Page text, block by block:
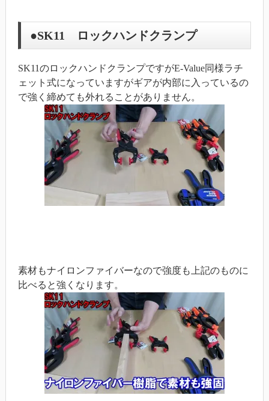
●SK11 ロックハンドクランプ
SK11のロックハンドクランプですがE-Value同様ラチ
ェット式になっていますがギアが内部に入っているの
で強く締めても外れることがありません。
素材もナイロンファイバーなので強度も上記のものに
比べると強くなります。